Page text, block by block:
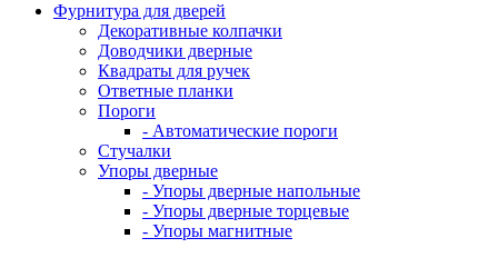
Фурнитура для дверей
Декоративные колпачки
Доводчики дверные
Квадраты для ручек
Ответные планки
Пороги
- Автоматические пороги
Стучалки
Упоры дверные
- Упоры дверные напольные
- Упоры дверные торцевые
- Упоры магнитные